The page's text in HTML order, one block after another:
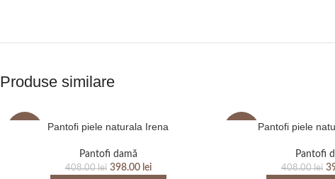
Produse similare
Pantofi piele naturala Irena
Pantofi damă
408.00lei 398.00 lei
Pantofi piele
Pantofi
408.00lei